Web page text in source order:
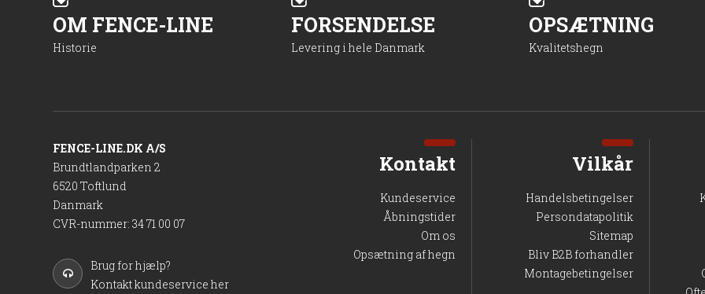
OM FENCE-LINE
Historie
FORSENDELSE
Levering i hele Danmark
OPSÆTNING
Kvalitetshegn
FENCE-LINE.DK A/S
Brundtlandparken 2
6520 Toftlund
Danmark
CVR-nummer: 34 71 00 07
Brug for hjælp?
Kontakt kundeservice her
Kontakt
Kundeservice
Åbningstider
Om os
Opsætning af hegn
Vilkår
Handelsbetingelser
Persondatapolitik
Sitemap
Bliv B2B forhandler
Montagebetingelser